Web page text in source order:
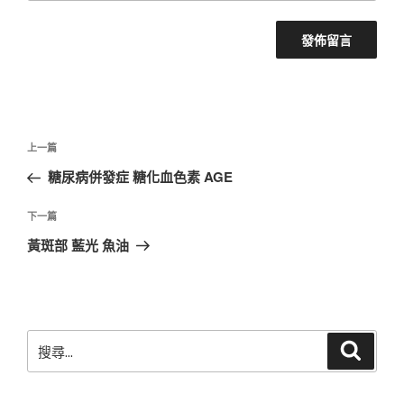
文
導
覽
上
一
文
章
上一篇
糖尿病併發症 糖化血色素 AGE
下
一
下一篇
黃斑部 藍光 魚油
搜
尋